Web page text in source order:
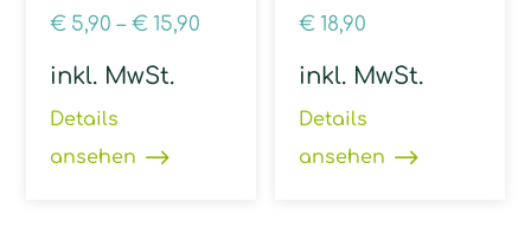
€ 5,90 –€ 15,90
inkl. MwSt.
Details
ansehen
€ 18,90
inkl. MwSt.
Details
ansehen